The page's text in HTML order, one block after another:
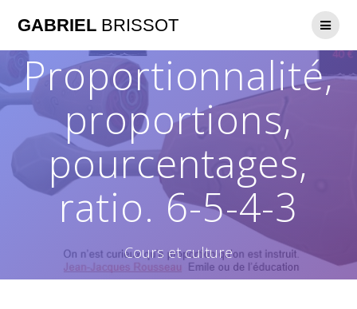
GABRIEL BRISSOT
Proportionnalité,
proportions,
pourcentages,
ratio. 6-5-4-3
Cours et culture